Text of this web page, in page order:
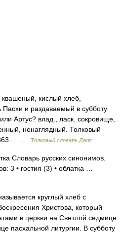
кислый хлеб,
и раздаваемый в субботу
Артус? влад., ласк. сокровище,
ненаглядный. Толковый
…
Толковый словарь Даля
Словарь русских синонимов.
3 • гостия (3) • облатка …
круглый хлеб с
Христова, который
в церкви на Светлой седмице.
пасхальной литургии. В субботу